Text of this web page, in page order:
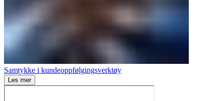
Samtykke i kundeoppfølgingsverktøy
Les mer